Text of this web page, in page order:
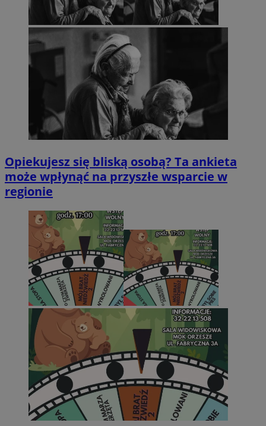
Opiekujesz się bliską osobą? Ta ankieta
może wpłynąć na przyszłe wsparcie w
regionie